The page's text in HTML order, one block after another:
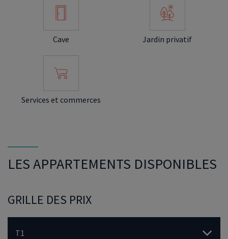
Cave Jardin privatif
Services et commerces
LES APPARTEMENTS DISPONIBLES
GRILLE DES PRIX
T1